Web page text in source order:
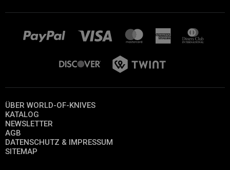
ÜBER WORLD-OF-KNIVES
KATALOG
NEWSLETTER
AGB
DATENSCHUTZ & IMPRESSUM
SITEMAP